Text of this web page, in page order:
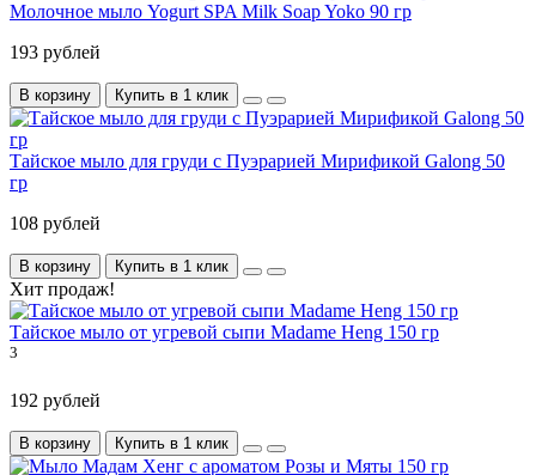
Молочное мыло Yogurt SPA Milk Soap Yoko 90 гр
193 рублей
В корзину Купить в 1 клик
Тайское мыло для груди с Пуэрарией Мирификой Galong 50
гр
108 рублей
В корзину Купить в 1 клик
Хит продаж!
Тайское мыло от угревой сыпи Madame Heng 150 гр
3
192 рублей
В корзину Купить в 1 клик